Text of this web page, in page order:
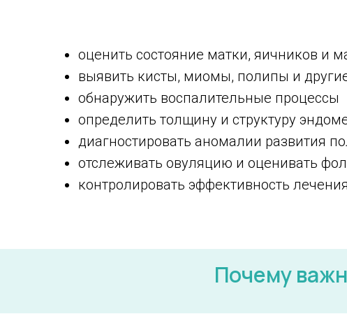
оценить состояние матки, яичников и
выявить кисты, миомы, полипы и
обнаружить воспалительные процессы
определить толщину и структуру
диагностировать аномалии развития
отслеживать овуляцию и оценивать
контролировать эффективность
Почему